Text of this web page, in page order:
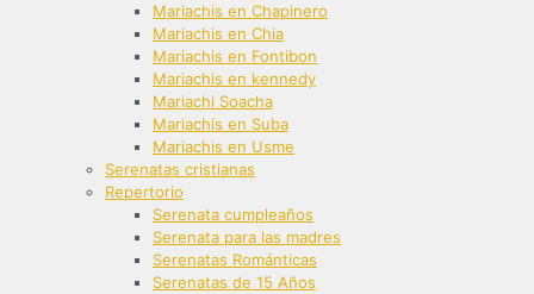
Mariachis en Chapinero
Mariachis en Chia
Mariachis en Fontibon
Mariachis en kennedy
Mariachi Soacha
Mariachis en Suba
Mariachis en Usme
Serenatas cristianas
Repertorio
Serenata cumpleaños
Serenata para las madres
Serenatas Románticas
Serenatas de 15 Años